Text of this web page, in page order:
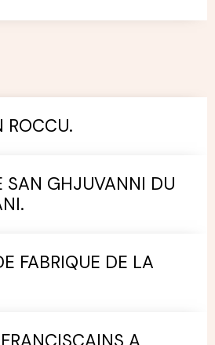
ROCCU.
SAN GHJUVANNI DU
FABRIQUE DE LA